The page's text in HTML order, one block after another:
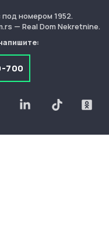
номером 1952.
— Real Dom Nekretnine.
700